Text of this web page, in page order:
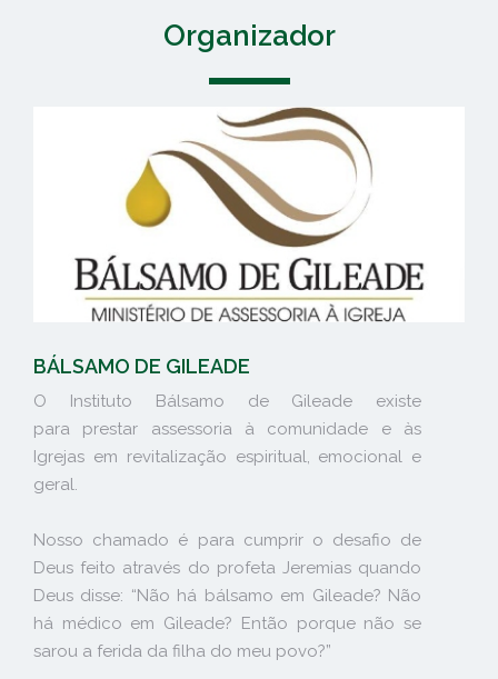
Organizador
BÁLSAMO DE GILEADE
O Instituto Bálsamo de Gileade existe
para prestar assessoria à comunidade e às
Igrejas em revitalização espiritual, emocional e
geral.
Nosso chamado é para cumprir o desafio de
Deus feito através do profeta Jeremias quando
Deus disse: “Não há bálsamo em Gileade? Não
há médico em Gileade? Então porque não se
sarou a ferida da filha do meu povo?”